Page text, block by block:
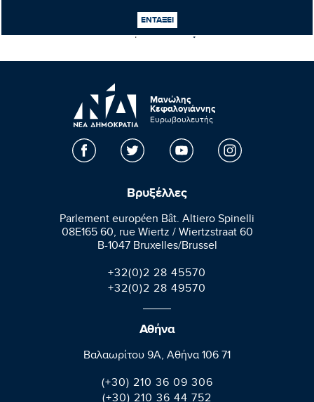
ΕΝΤΑΞΕΙ
Επόμενο νέο
Μανώλης
Κεφαλογιάννης
Ευρωβουλευτής
Βρυξέλλες
Parlement européen Bât. Altiero Spinelli
08E165 60, rue Wiertz / Wiertzstraat 60
B-1047 Bruxelles/Brussel
+32(0)2 28 45570
+32(0)2 28 49570
Αθήνα
Βαλαωρίτου 9A, Aθήνα 106 71
(+30) 210 36 09 306